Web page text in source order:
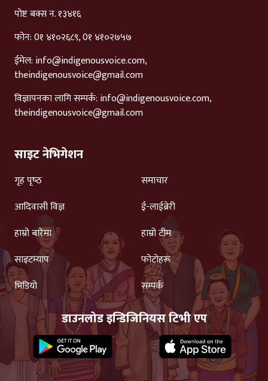
पोष्ट बक्स न. १३४१६
फोन: 0१ ४१०२६८९, 0१ ४१०२७५७
ईमेल: info@indigenousvoice.com,
theindigenousvoice@gmail.com
विज्ञापनका लागि सम्पर्क: info@indigenousvoice.com,
theindigenousvoice@gmail.com
साइट नेभिगेशन
गृह पृष्‍ठ
समाचार
आदिवासी विज्ञ
ई-लाईब्रेरी
हाम्रो बारेमा
हाम्रो टीम
साइटम्याप
फोटोहरू
भिडियो
सम्पर्क
डाउनलोड इन्डिजिनियस टिभी एप